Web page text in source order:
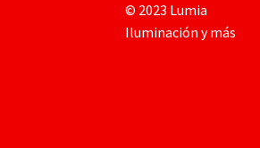
© 2023 Lumia
Iluminación y más